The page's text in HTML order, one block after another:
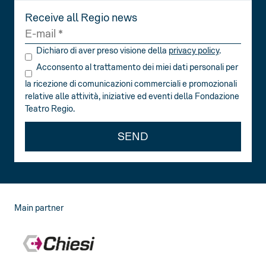
Receive all Regio news
Dichiaro di aver preso visione della privacy policy.
Acconsento al trattamento dei miei dati personali per
la ricezione di comunicazioni commerciali e promozionali
relative alle attività, iniziative ed eventi della Fondazione
Teatro Regio.
SEND
Main partner